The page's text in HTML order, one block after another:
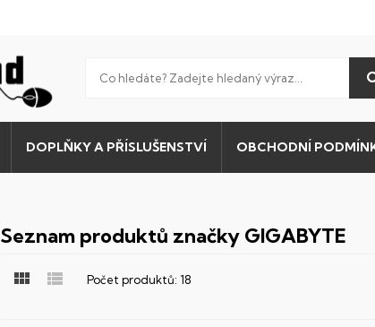
DOPLŇKY A PŘÍSLUŠENSTVÍ OBCHODNÍ
Seznam produktů značky GIGABYTE
  Počet produktů: 18